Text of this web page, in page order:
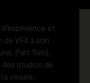
et
de VFX à son
Part Two),
des studios de
visuels,